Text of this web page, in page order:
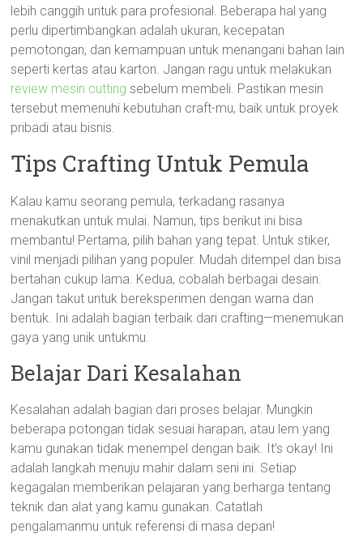
lebih canggih untuk para profesional. Beberapa hal yang
perlu dipertimbangkan adalah ukuran, kecepatan
pemotongan, dan kemampuan untuk menangani bahan lain
seperti kertas atau karton. Jangan ragu untuk melakukan
review mesin cutting sebelum membeli. Pastikan mesin
tersebut memenuhi kebutuhan craft-mu, baik untuk proyek
pribadi atau bisnis.
Tips Crafting Untuk Pemula
Kalau kamu seorang pemula, terkadang rasanya
menakutkan untuk mulai. Namun, tips berikut ini bisa
membantu! Pertama, pilih bahan yang tepat. Untuk stiker,
vinil menjadi pilihan yang populer. Mudah ditempel dan bisa
bertahan cukup lama. Kedua, cobalah berbagai desain.
Jangan takut untuk bereksperimen dengan warna dan
bentuk. Ini adalah bagian terbaik dari crafting—menemukan
gaya yang unik untukmu.
Belajar Dari Kesalahan
Kesalahan adalah bagian dari proses belajar. Mungkin
beberapa potongan tidak sesuai harapan, atau lem yang
kamu gunakan tidak menempel dengan baik. It’s okay! Ini
adalah langkah menuju mahir dalam seni ini. Setiap
kegagalan memberikan pelajaran yang berharga tentang
teknik dan alat yang kamu gunakan. Catatlah
pengalamanmu untuk referensi di masa depan!